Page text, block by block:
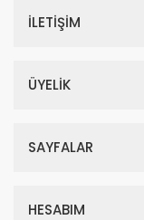
İLETİŞİM
ÜYELİK
SAYFALAR
HESABIM